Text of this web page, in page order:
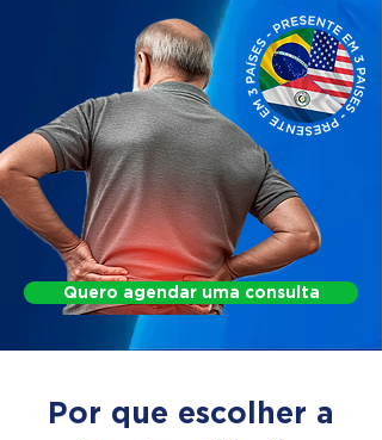
Quero agendar uma consulta
Por que escolher a